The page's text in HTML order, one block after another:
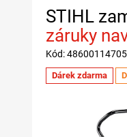
STIHL
záruky
Kód:48600114705
Dárek zdarma